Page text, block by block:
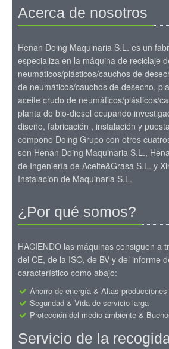
Acerca de nosotros
Henan Doing Maquinaria S.L. es un
especializa en la máquina de reciclaje
neumáticos/plásticos/cauchos de
de neumáticos/cauchos de desecho,
aceite crudo de neumáticos/plásticos/
planta de bio-diesel ocupando
diseño, fabricación , instalación y
compone Doing Grupo con otros
son Henan Doing Maquinaria S.L.,
de Ingeniería de Aceite&Grasa S.L. y
Instalacion de Maquinaria S.L.
¿Por qué somos?
HACIENDO las máquinas consiguen a
del CE, de la ISO, de BV y del informe
característico como abajo:
Ahorro de energía & Altas
Seguridad & Vida de servicio larga
Protección del medio ambiente &
Servicio de la